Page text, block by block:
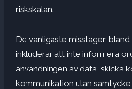
riskskalan.
De vanligaste misstagen
inkluderar att inte informera
användningen av data, skicka
kommunikation utan